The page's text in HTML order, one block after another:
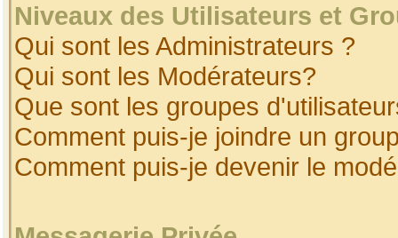
Niveaux des Utilisateurs et
Qui sont les Administrateurs ?
Qui sont les Modérateurs?
Que sont les groupes
Comment puis-je joindre un
Comment puis-je devenir le